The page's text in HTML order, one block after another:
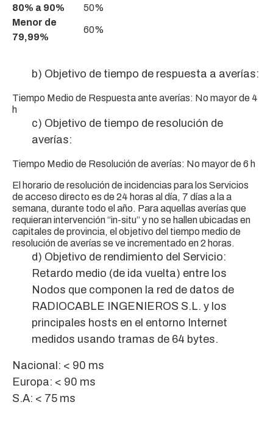
80% a 90%
50%
Menor de
79,99%
60%
b) Objetivo de tiempo de respuesta a averías:
Tiempo Medio de Respuesta ante averías: No mayor de 4
h
c) Objetivo de tiempo de resolución de
averías:
Tiempo Medio de Resolución de averías: No mayor de 6 h
El horario de resolución de incidencias para los Servicios
de acceso directo es de 24 horas al día, 7 días a la a
semana, durante todo el año. Para aquellas averías que
requieran intervención “in-situ” y no se hallen ubicadas en
capitales de provincia, el objetivo del tiempo medio de
resolución de averías se ve incrementado en 2 horas.
d) Objetivo de rendimiento del Servicio:
Retardo medio (de ida vuelta) entre los
Nodos que componen la red de datos de
RADIOCABLE INGENIEROS S.L. y los
principales hosts en el entorno Internet
medidos usando tramas de 64 bytes.
Nacional: < 90 ms
Europa: < 90 ms
S.A: < 75 ms